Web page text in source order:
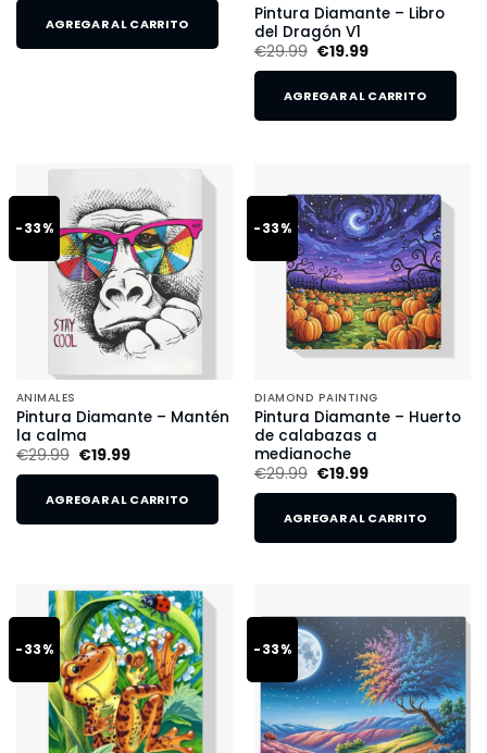
AGREGAR AL CARRITO
Pintura Diamante – Libro
del Dragón V1
€29.99 €19.99
AGREGAR AL CARRITO
-33%
ANIMALES
Pintura Diamante – Mantén
la calma
€29.99 €19.99
AGREGAR AL CARRITO
-33%
DIAMOND PAINTING
Pintura Diamante – Huerto
de calabazas a
medianoche
€29.99 €19.99
AGREGAR AL CARRITO
-33% -33%